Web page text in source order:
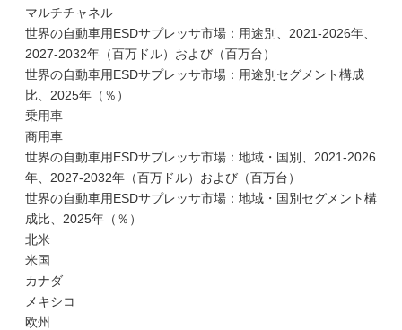
マルチチャネル
世界の自動車用ESDサプレッサ市場：用途別、2021-2026年、
2027-2032年（百万ドル）および（百万台）
世界の自動車用ESDサプレッサ市場：用途別セグメント構成
比、2025年（％）
乗用車
商用車
世界の自動車用ESDサプレッサ市場：地域・国別、2021-2026
年、2027-2032年（百万ドル）および（百万台）
世界の自動車用ESDサプレッサ市場：地域・国別セグメント構
成比、2025年（％）
北米
米国
カナダ
メキシコ
欧州